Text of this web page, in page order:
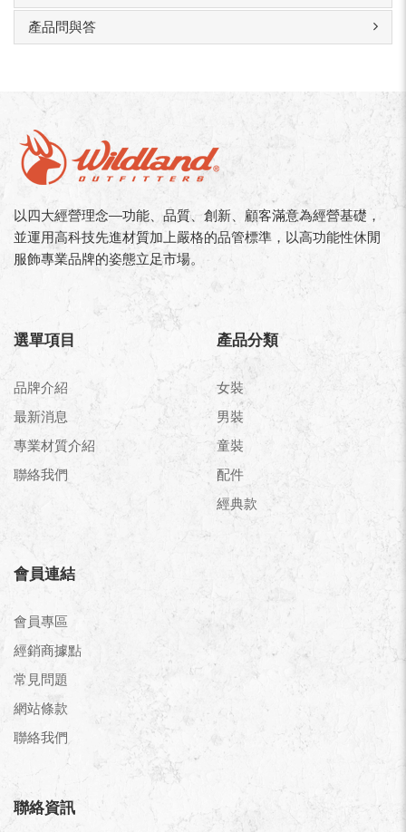
產品問與答
以四大經營理念—功能、品質、創新、顧客滿意為經營基礎，
並運用高科技先進材質加上嚴格的品管標準，以高功能性休閒
服飾專業品牌的姿態立足市場。
選單項目
品牌介紹
最新消息
專業材質介紹
聯絡我們
產品分類
女裝
男裝
童裝
配件
經典款
會員連結
會員專區
經銷商據點
常見問題
網站條款
聯絡我們
聯絡資訊